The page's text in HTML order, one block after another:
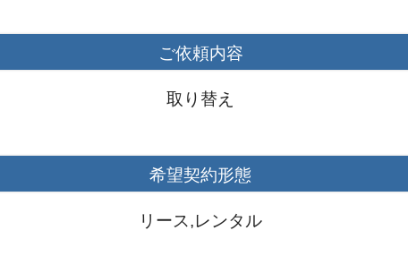
谷区から業務用エアコンリースのお見積もりを頂きました！
市から業務用エアコンリースのお見積もりを頂きました！
玉市から業務用エアコン購入のお見積もりを頂きました！
市から業務用エアコンリースのお見積もりを頂きました！
ご依頼内容
取り替え
希望契約形態
リース,レンタル